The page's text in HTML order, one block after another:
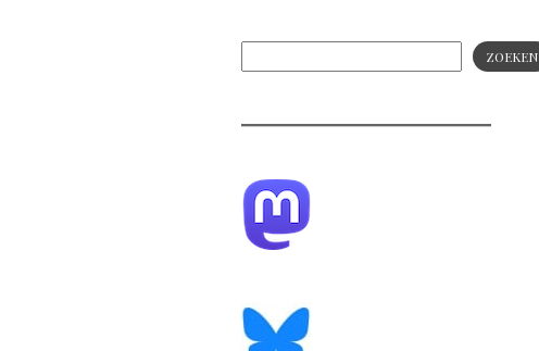
ZOEKEN